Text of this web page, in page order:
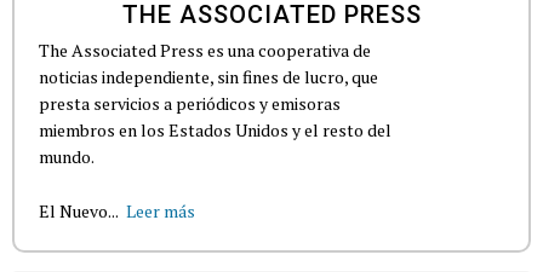
THE ASSOCIATED PRESS
The Associated Press es una cooperativa de
noticias independiente, sin fines de lucro, que
presta servicios a periódicos y emisoras
miembros en los Estados Unidos y el resto del
mundo.
El Nuevo... Leer más